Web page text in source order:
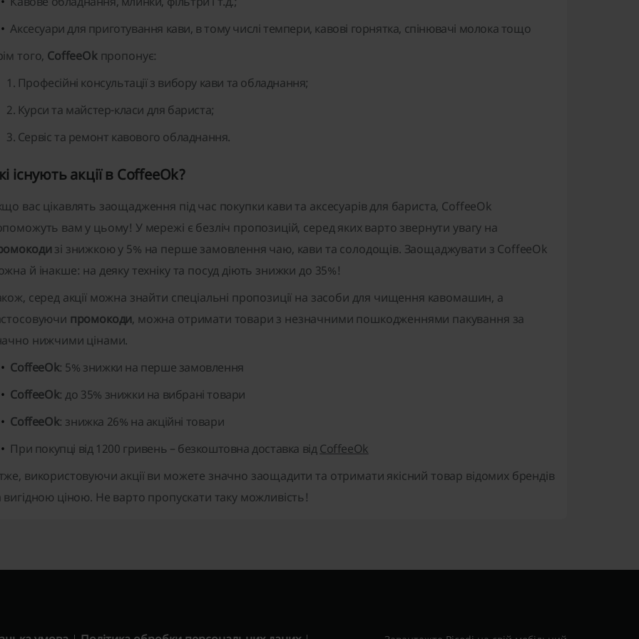
Аксесуари для приготування кави, в тому числі темпери, кавові горнятка, спінювачі молока тощо
того, CoffeeOkпропонує:
Професійні консультації з вибору кави та обладнання;
Курси та майстер-класи для бариста;
Сервіс та ремонт кавового обладнання.
існують акції в CoffeeOk?
вас цікавлять заощадження під час покупки кави та аксесуарів для бариста, CoffeeOk
вам у цьому! У мережі є безліч пропозицій, серед яких варто звернути увагу на
зі знижкою у 5% на перше замовлення чаю, кави та солодощів. Заощаджувати з CoffeeOk
й інакше: на деяку техніку та посуд діють знижки до 35%!
серед акції можна знайти спеціальні пропозиції на засоби для чищення кавомашин, а
промокоди, можна отримати товари з незначними пошкодженнями пакування за
нижчими цінами.
CoffeeOk: 5% знижки на перше замовлення
CoffeeOk: до 35% знижки на вибрані товари
CoffeeOk: знижка 26% на акційні товари
При покупці від 1200 гривень – безкоштовна доставка відCoffeeOk
використовуючи акції ви можете значно заощадити та отримати якісний товар відомих брендів
вигідною ціною. Не варто пропускати таку можливість!